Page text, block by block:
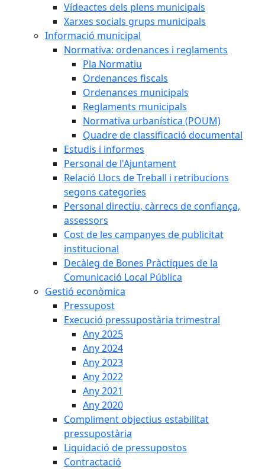
Vídeactes dels plens municipals
Xarxes socials grups municipals
Informació municipal
Normativa: ordenances i reglaments
Pla Normatiu
Ordenances fiscals
Ordenances municipals
Reglaments municipals
Normativa urbanística (POUM)
Quadre de classificació documental
Estudis i informes
Personal de l'Ajuntament
Relació Llocs de Treball i retribucions
segons categories
Personal directiu, càrrecs de confiança,
assessors
Cost de les campanyes de publicitat
institucional
Decàleg de Bones Pràctiques de la
Comunicació Local Pública
Gestió econòmica
Pressupost
Execució pressupostària trimestral
Any 2025
Any 2024
Any 2023
Any 2022
Any 2021
Any 2020
Compliment objectius estabilitat
pressupostària
Liquidació de pressupostos
Contractació